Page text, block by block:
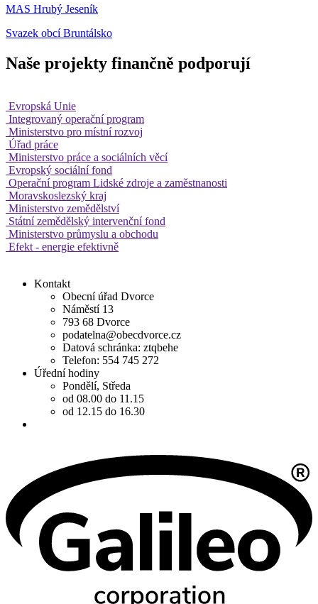
MAS Hrubý Jeseník
Svazek obcí Bruntálsko
Naše projekty finančně podporují
Evropská Unie
Integrovaný operační program
Ministerstvo pro místní rozvoj
Úřad práce
Ministerstvo práce a sociálních věcí
Evropský sociální fond
Operační program Lidské zdroje a zaměstnanosti
Moravskoslezský kraj
Ministerstvo zemědělství
Státní zemědělský intervenční fond
Ministerstvo průmyslu a obchodu
Efekt - energie efektivně
Kontakt
Obecní úřad Dvorce
Náměstí 13
793 68 Dvorce
podatelna@obecdvorce.cz
Datová schránka: ztqbehe
Telefon: 554 745 272
Úřední hodiny
Pondělí, Středa
od 08.00 do 11.15
od 12.15 do 16.30